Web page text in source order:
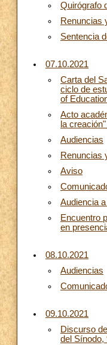
Quirógrafo
Renuncias
Sentencia
07.10.2021
Carta del
ciclo de
of
Acto
la
Audiencias
Renuncias
Aviso
Audiencia
Encuentro
en
08.10.2021
Audiencias
09.10.2021
Discurso
del Sínodo,